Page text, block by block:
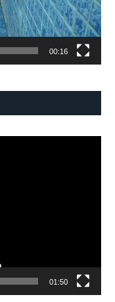
00:16
01:50